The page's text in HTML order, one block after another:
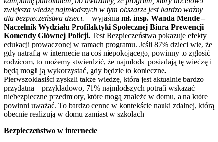
zwiększa wiedzę najmłodszych w tym obszarze jest bardzo ważny
dla bezpieczeństwa dzieci. – wyjaśnia mł. insp. Wanda Mende –
Naczelnik Wydziału Profilaktyki Społecznej Biura Prewencji
Komendy Głównej Policji. Test Bezpieczeństwa pokazuje efekty
edukacji prowadzonej w ramach programu. Jeśli 87% dzieci wie, że
gdy natrafią w internecie na coś niepokojącego, powinny to zgłosić
rodzicom, to możemy stwierdzić, że najmłodsi posiadają tę wiedzę i
będą mogli ją wykorzystać, gdy będzie to konieczne.
Pierwszoklasiści zyskali także wiedzę, która jest aktualnie bardzo
przydatna – przykładowo, 71% najmłodszych potrafi wskazać
niebezpieczne przedmioty, które mogą znaleźć w domu, a na które
powinni uważać. To bardzo cenne w kontekście nauki zdalnej, którą
obecnie realizują w domu zamiast w szkołach.
Bezpieczeństwo w internecie